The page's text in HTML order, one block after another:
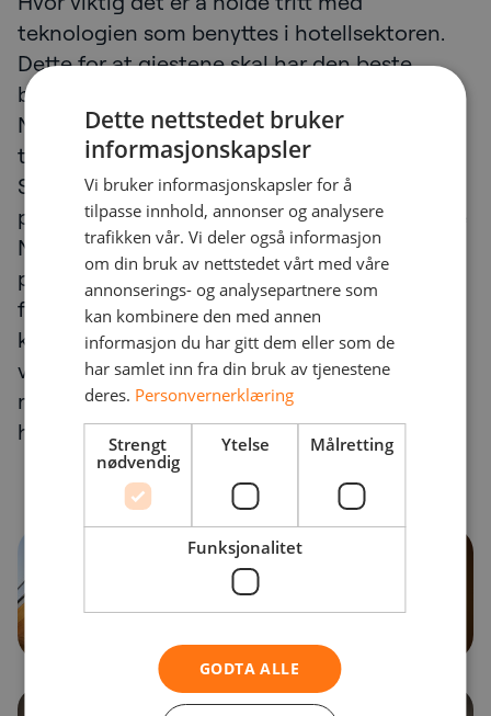
teknologien som benyttes i hotellsektoren.
Dette for at gjestene skal har den beste
brukeropplevelsen og er trygge på at WIFI,
Nettverk, Digital Skilting, IPTV og øvrig
teknologi på hotellet fungerer som det skal.
Samt det å ha erfaring med komplekse
prosjekter fra tidligere. Det er med på å ruste
NetNordic til å tenke innovativt i nye
prosjekter. Prosjekter hvor samspill er viktig
for å finne beste løsning. Vi tror at det er vår
kompetanse, bransjeerfaring og evne til å
være kundens «Best Companion», som er
med på å sikre at et prosjekt blir vellykket, og
håper Hartwig vil bekrefte dette.
Dette nettstedet bruker
informasjonskapsler
Vi bruker informasjonskapsler for å
tilpasse innhold, annonser og analysere
trafikken vår. Vi deler også informasjon
om din bruk av nettstedet vårt med våre
annonserings- og analysepartnere som
kan kombinere den med annen
informasjon du har gitt dem eller som de
har samlet inn fra din bruk av tjenestene
deres. Personvernerklæring
Strengt
nødvendig
Ytelse Målretting
Funksjonalitet
GODTA ALLE